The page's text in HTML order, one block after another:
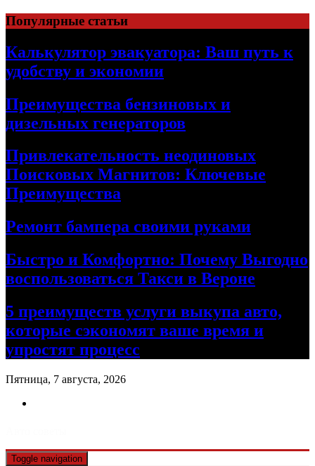
Skip
to
content
Популярные статьи
Калькулятор эвакуатора: Ваш путь к
удобству и экономии
Преимущества бензиновых и
дизельных генераторов
Привлекательность неодиновых
Поисковых Магнитов: Ключевые
Преимущества
Ремонт бампера своими руками
Быстро и Комфортно: Почему Выгодно
воспользоваться Такси в Вероне
5 преимуществ услуги выкупа авто,
которые сэкономят ваше время и
упростят процесс
Пятница, 7 августа, 2026
Toggle navigation